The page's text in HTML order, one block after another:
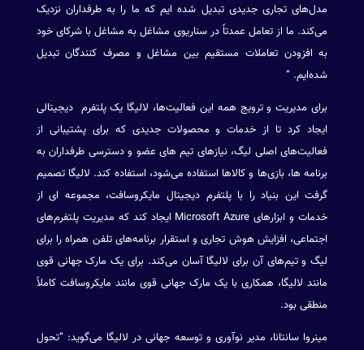
مدل‌های تجاری جدیدی تبدیل شده ایم که ما را به طرفداران نزدیک
می‌کند. ما از تعامل عمدتاً در سناریوی مشاغل به مشاغل با شرکای خود
به افزودن تعاملات مستقیم بین مشاغل و مصرف کنندگان تبدیل
شده‌ایم. “
برای مدیریت و ترویج همه این فعالیت‌ها، لالیگا یک پلتفرم دیجیتالی
ایجاد کرد تا از خدمات و محصولات جدیدی که برای پشتیبانی از
فعالیت‌های اصلی لیگ، نیازهای تیم های عضو و دسترسی طرفداران به
برنامه ها، بازی‌ها و کالاها استفاده می‌شود، استفاده کند. لالیگا تصمیم
گرفت این بنیاد را با پلتفرم دیجیتال مایکروسافت، مجموعه ای از
خدمات و ابزارهای Microsoft Azure ایجاد کند که مدیریت پلتفرم‌های
اجتماعی، افزایش هوش تجاری و استقرار برنامه‌های تلفن همراه را برای
لیگ و تیم‌های آن برای لالیگا آسان می‌کند. برای یک مارک جهانی قوی
مانند لالیگا، همکاری با یک مارک جهانی قوی مانند مایکروسافت کاملاً
منطقی بود.
مینروا سانتانا، مدیر نوآوری و توسعه جهانی در لالیگا می‌گوید: “تحول